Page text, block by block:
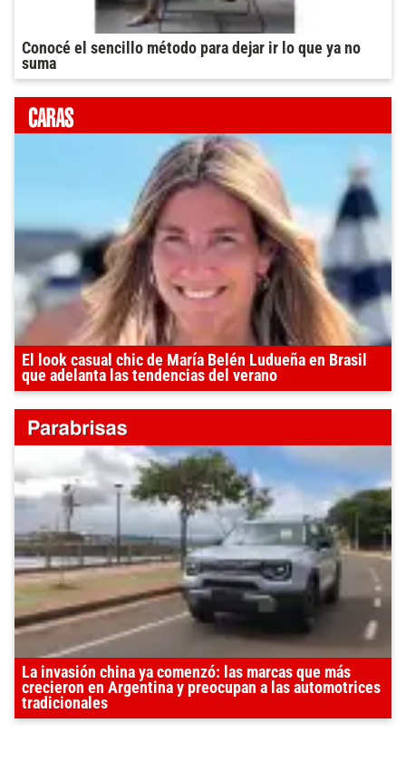
Conocé el sencillo método para dejar ir lo que ya no
suma
El look casual chic de María Belén Ludueña en Brasil
que adelanta las tendencias del verano
La invasión china ya comenzó: las marcas que más
crecieron en Argentina y preocupan a las automotrices
tradicionales